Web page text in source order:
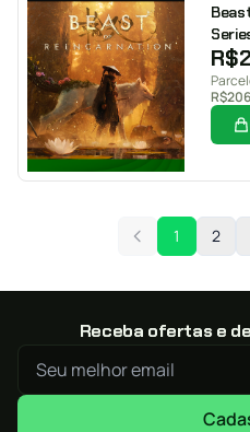
R$
R$
1 2
Receba ofertas e